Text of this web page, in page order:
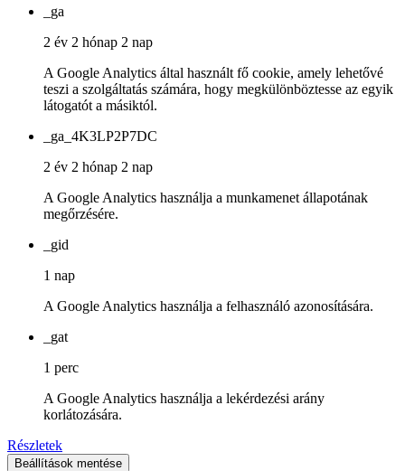
_ga
2 év 2 hónap 2 nap
A Google Analytics által használt fő cookie, amely lehetővé
teszi a szolgáltatás számára, hogy megkülönböztesse az egyik
látogatót a másiktól.
_ga_4K3LP2P7DC
2 év 2 hónap 2 nap
A Google Analytics használja a munkamenet állapotának
megőrzésére.
_gid
1 nap
A Google Analytics használja a felhasználó azonosítására.
_gat
1 perc
A Google Analytics használja a lekérdezési arány
korlátozására.
Részletek
Beállítások mentése